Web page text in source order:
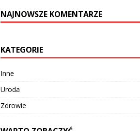
NAJNOWSZE KOMENTARZE
KATEGORIE
Inne
Uroda
Zdrowie